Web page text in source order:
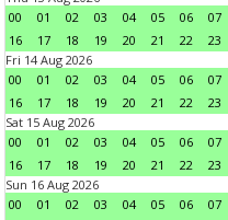
00
01 02 03 04 05 06 07
16
17 18 19 20 21 22
23
Fri 14 Aug 2026
00
01 02 03 04 05 06 07
16
17 18 19 20 21 22
23
Sat 15 Aug 2026
00
01 02 03 04 05 06 07
16
17 18 19 20 21 22
23
Sun 16 Aug 2026
00
01 02 03 04 05 06 07